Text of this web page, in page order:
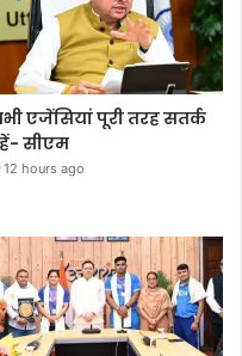
एजेंसियां पूरी तरह सतर्क
सीएम
12 hours ago